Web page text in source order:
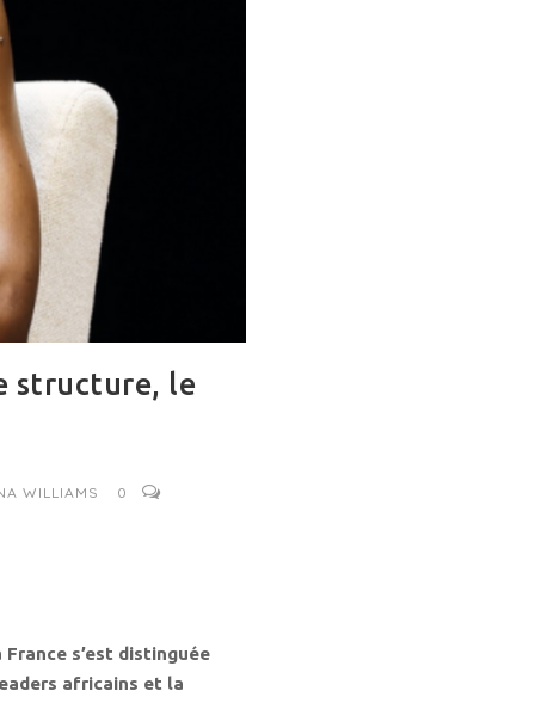
structure, le
WILLIAMS 0
s’est distinguée
africains et la